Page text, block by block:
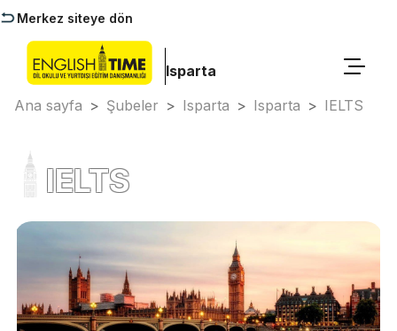
Merkez siteye dön
Isparta
Ana sayfa > Şubeler > Isparta > Isparta > IELTS
IELTS